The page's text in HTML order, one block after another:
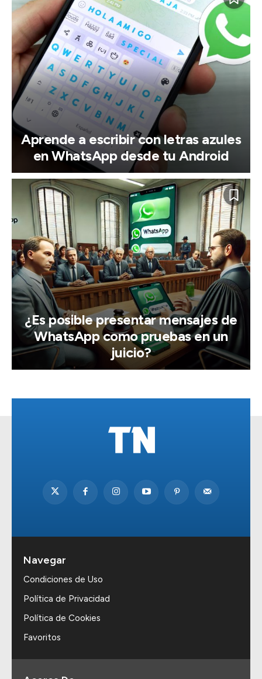
Aprende a escribir con letras azules
en WhatsApp desde tu Android
¿Es posible presentar mensajes de
WhatsApp como pruebas en un
juicio?
Navegar
Condiciones de Uso
Política de Privacidad
Política de Cookies
Favoritos